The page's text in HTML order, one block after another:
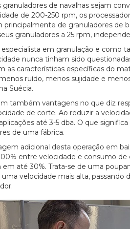
granuladores de navalhas sejam
de 200-250 rpm, os
principalmente de granuladores de
granuladores a 25 rpm,
especialista em granulação e como
nunca tinham sido
as características específicas do
ruído, menos sujidade e
Suécia.
também vantagens no que diz
de corte. Ao reduzir a
até 3-5 dba. O que
de uma fábrica.
adicional desta operação em
entre velocidade e consumo
em até 30%. Trata-se de uma
uma velocidade mais alta, passando